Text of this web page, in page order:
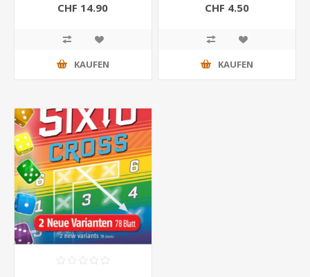
CHF 14.90
KAUFEN
CHF 4.50
KAUFEN